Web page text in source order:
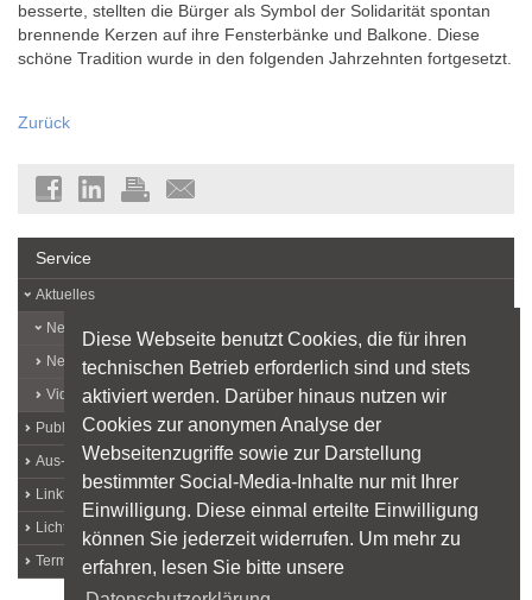
besserte, stellten die Bürger als Symbol der Solidarität spontan
brennende Kerzen auf ihre Fensterbänke und Balkone. Diese
schöne Tradition wurde in den folgenden Jahrzehnten fortgesetzt.
Zurück
Service
Aktuelles
News
Newsletter
Videos
Publikationen und Downloads
Aus- und Weiterbildung
Linktipps
Lichtplaner finden
Termine im Lichtmarkt
Diese Webseite benutzt Cookies, die für ihren
technischen Betrieb erforderlich sind und stets
aktiviert werden. Darüber hinaus nutzen wir
Cookies zur anonymen Analyse der
Webseitenzugriffe sowie zur Darstellung
bestimmter Social-Media-Inhalte nur mit Ihrer
Einwilligung. Diese einmal erteilte Einwilligung
können Sie jederzeit widerrufen. Um mehr zu
erfahren, lesen Sie bitte unsere